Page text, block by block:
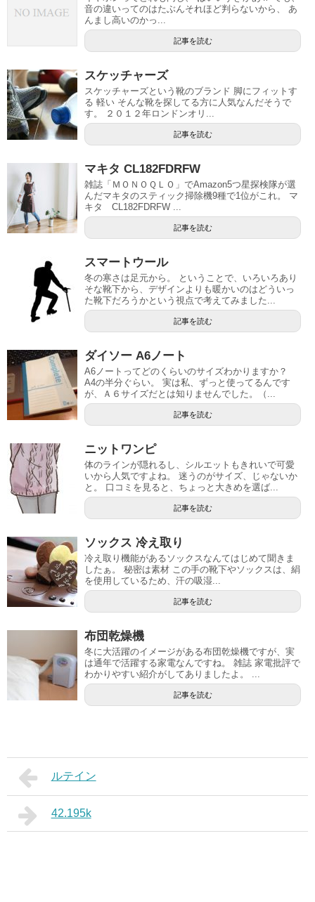
音の違いってのはたぶんそれほど判らないから、 あ
んまし高いのかっ...
記事を読む
スケッチャーズ
スケッチャーズという靴のブランド 脚にフィットす
る 軽い そんな靴を探してる方に人気なんだそうで
す。 ２０１２年ロンドンオリ...
記事を読む
マキタ CL182FDRFW
雑誌「ＭＯＮＯＱＬＯ」でAmazon5つ星探検隊が選
んだマキタのスティック掃除機9種で1位がこれ。 マ
キタ CL182FDRFW ...
記事を読む
スマートウール
冬の寒さは足元から。 ということで、いろいろあり
そな靴下から、デザインよりも暖かいのはどういっ
た靴下だろうかという視点で考えてみました...
記事を読む
ダイソー A6ノート
A6ノートってどのくらいのサイズわかりますか？
A4の半分ぐらい。 実は私、ずっと使ってるんです
が、Ａ６サイズだとは知りませんでした。（...
記事を読む
ニットワンピ
体のラインが隠れるし、シルエットもきれいで可愛
いから人気ですよね。 迷うのがサイズ、じゃないか
と。 口コミを見ると、ちょっと大きめを選ば...
記事を読む
ソックス 冷え取り
冷え取り機能があるソックスなんてはじめて聞きま
したぁ。 秘密は素材 この手の靴下やソックスは、絹
を使用しているため、汗の吸湿...
記事を読む
布団乾燥機
冬に大活躍のイメージがある布団乾燥機ですが、実
は通年で活躍する家電なんですね。 雑誌 家電批評で
わかりやすい紹介がしてありましたよ。 ...
記事を読む
ルテイン
42.195k